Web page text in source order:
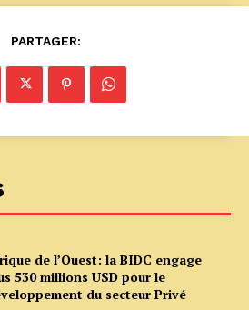
PARTAGER:
de l’Ouest: la BIDC engage
530 millions USD pour le
du secteur Privé